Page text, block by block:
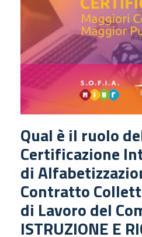
Qual è il ruolo
Certificazione
di
Contratto
di Lavoro del
ISTRUZIONE E